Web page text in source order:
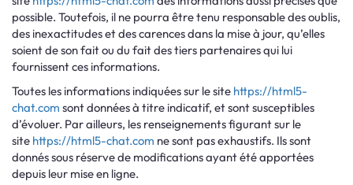
possible. Toutefois, il ne pourra être tenu responsable des oublis,
des inexactitudes et des carences dans la mise à jour, qu’elles
soient de son fait ou du fait des tiers partenaires qui lui
fournissent ces informations.
Toutes les informations indiquées sur le site https://html5-
chat.com sont données à titre indicatif, et sont susceptibles
d’évoluer. Par ailleurs, les renseignements figurant sur le
site https://html5-chat.com ne sont pas exhaustifs. Ils sont
donnés sous réserve de modifications ayant été apportées
depuis leur mise en ligne.